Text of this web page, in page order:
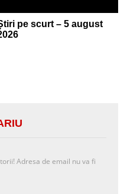
pe scurt – 5 august
Adresa de email nu va fi